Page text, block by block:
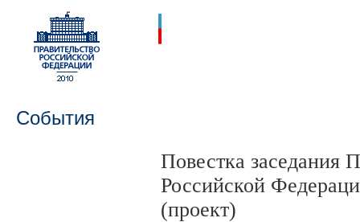
События
Повестка заседания
Российской
(проект)